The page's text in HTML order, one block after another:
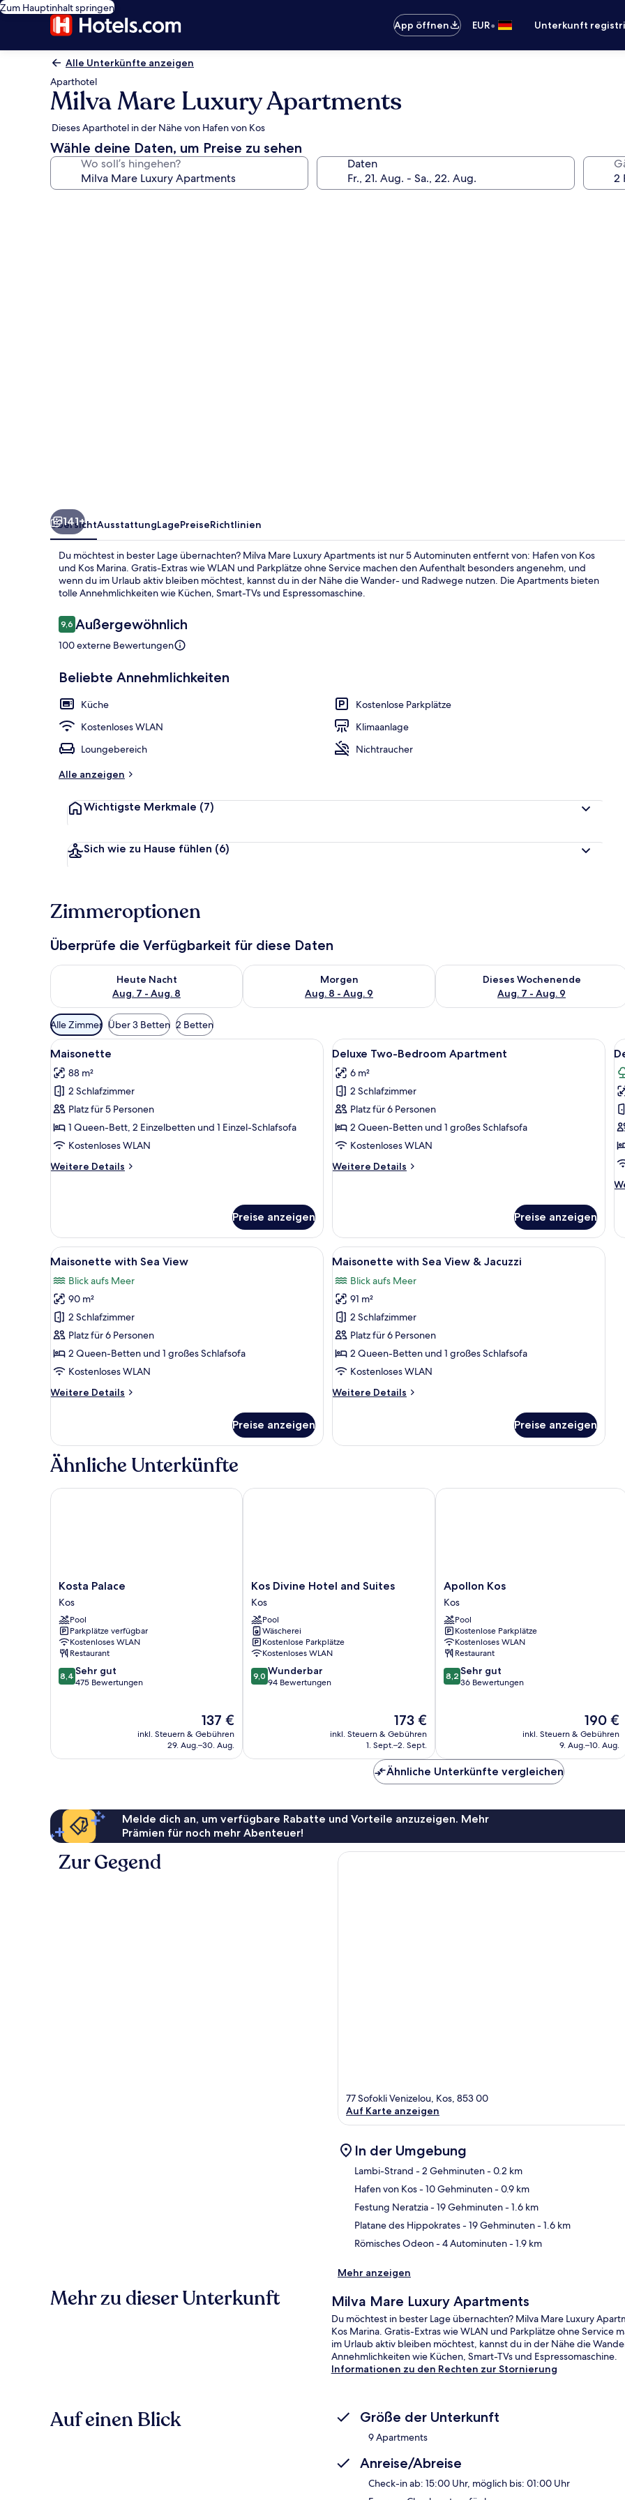
Zum Hauptinhalt springen
App öffnen
EUR• Unterkunft
Alle Unterkünfte anzeigen
Aparthotel
Milva Mare Luxury Apartments
Dieses Aparthotel in der Nähe von Hafen von Kos
Wähle deine Daten, um Preise zu sehen
Wo soll’s hingehen? Daten
141+
ÜbersichtAusstattungLagePreiseRichtlinien
Du möchtest in bester Lage übernachten? Milva Mare Luxury Apartments ist nur 5 Autominuten entfernt von: Hafen von Kos
und Kos Marina. Gratis-Extras wie WLAN und Parkplätze ohne Service machen den Aufenthalt besonders angenehm, und
wenn du im Urlaub aktiv bleiben möchtest, kannst du in der Nähe die Wander- und Radwege nutzen. Die Apartments bieten
tolle Annehmlichkeiten wie Küchen, Smart-TVs und Espressomaschine.
Bewertungen
9,69,6 von 10.
Außergewöhnlich
100 externe Bewertungen
Beliebte Annehmlichkeiten
Küche
Kostenlose Parkplätze
Kostenloses WLAN
Klimaanlage
Loungebereich
Nichtraucher
Alle anzeigen
Wichtigste Merkmale (7)
Sich wie zu Hause fühlen (6)
Zimmeroptionen
Überprüfe die Verfügbarkeit für diese Daten
Heute Nacht
Aug. 7 - Aug. 8
Überprüfe die Verfügbarkeit für heute Nacht, Aug. 7 - Aug. 8.
Morgen
Aug. 8 - Aug. 9
Überprüfe die Verfügbarkeit für morgen, Aug. 8 - Aug. 9.
Dieses Wochenende
Aug. 7 - Aug. 9
Überprüfe die Verfügbarkeit für
Verfügbare
Filter
für
Zimmer
Alle Zimmer Über 3 Betten 2 Betten
Alle
Fotos
für
Maisonette
anzeigen
Ein modernes Hotelzimmer mit Bett, einer kleinen Sitzecke, einem Fenster mit Vorhängen und einer Treppe
16
Maisonette
88 m²
2 Schlafzimmer
Platz für 5 Personen
1 Queen-Bett, 2 Einzelbetten und 1 Einzel-Schlafsofa
Kostenloses WLAN
Weitere Details
Weitere
Preise anzeigen
Alle
Fotos
für
Deluxe
Two-
Bedroom
Apartment
Ein modernes Hotelzimmer mit
27
Deluxe Two-Bedroom Apartment
6 m²
2 Schlafzimmer
Platz für 6 Personen
2 Queen-Betten und 1 großes Schlafsofa
Kostenloses WLAN
Weitere Details
Weitere
Bedroom
Apartment
Preise anzeigen
Alle
Fotos
für
Maisonette
with
Sea
View
anzeigen
Ein modernes Wohnzimmer mit einem grauen Sofa, zwei runden Gewebetischen, einer großen
36
Maisonette with Sea View
Blick aufs Meer
90 m²
2 Schlafzimmer
Platz für 6 Personen
2 Queen-Betten und 1 großes Schlafsofa
Kostenloses WLAN
Weitere Details
Weitere
with
Sea
View
Preise anzeigen
Alle
Fotos
für
Maisonette
with
Sea
View
&
anzeigen
Eine Dachterrasse mit Whirlpool,
24
Maisonette with Sea View & Jacuzzi
Blick aufs Meer
91 m²
2 Schlafzimmer
Platz für 6 Personen
2 Queen-Betten und 1 großes Schlafsofa
Kostenloses WLAN
Weitere Details
Weitere
with
Jacuzzi
Preise anzeigen
Ähnliche Unterkünfte
Kosta
Palace
Kos
Kosta Palace
Kos
Pool
Parkplätze verfügbar
Kostenloses WLAN
Restaurant
8.4
von
8,4 Sehr gut
475 Bewertungen
Der
Preis
beträgt
137 €
inkl. Steuern & Gebühren
29. Aug.–30. Aug.
Kosta Palace
Kos
Divine
Hotel
and
Suites
Kos
Kos Divine Hotel and Suites
Kos
Pool
Wäscherei
Kostenlose Parkplätze
Kostenloses WLAN
9.0
von
9,0 Wunderbar
94 Bewertungen
Der
Preis
beträgt
173 €
inkl. Steuern & Gebühren
1. Sept.–2. Sept.
Kos Divine Hotel and Suites
Apollon
Kos
Kos
Apollon Kos
Kos
Pool
Kostenlose Parkplätze
Kostenloses WLAN
Restaurant
8.2
von
8,2 Sehr gut
36 Bewertungen
Der
Preis
beträgt
190 €
inkl. Steuern & Gebühren
9. Aug.–10. Aug.
Apollon Kos
Ähnliche Unterkünfte vergleichen
Melde dich an, um verfügbare Rabatte und Vorteile anzuzeigen. Mehr
Prämien für noch mehr Abenteuer!
Zur Gegend
77 Sofokli Venizelou, Kos, 853 00
Auf Karte anzeigen
In der Umgebung
Lambi-Strand - 2 Gehminuten- 0.2 km
Hafen von Kos- 10 Gehminuten- 0.9 km
Festung Neratzia- 19 Gehminuten- 1.6 km
Platane des Hippokrates- 19 Gehminuten- 1.6 km
Römisches Odeon- 4 Autominuten- 1.9 km
Mehr anzeigen
Mehr zu dieser Unterkunft Milva Mare Luxury Apartments
Du möchtest in bester Lage übernachten? Milva Mare Luxury
Kos Marina. Gratis-Extras wie WLAN und Parkplätze ohne
im Urlaub aktiv bleiben möchtest, kannst du in der Nähe die
Annehmlichkeiten wie Küchen, Smart-TVs und Espressomaschine.
Informationen zu den Rechten zur Stornierung
Auf einen Blick Größe der Unterkunft
9 Apartments
Anreise/Abreise
Check-in ab: 15:00 Uhr, möglich bis: 01:00 Uhr